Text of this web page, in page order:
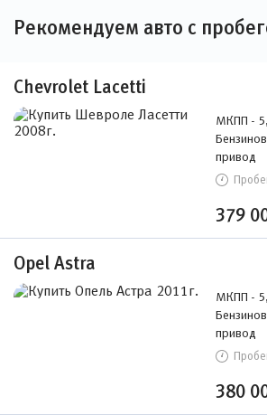
Рекомендуем авто с
Chevrolet Lacetti
МКПП -
привод
379
Opel Astra
МКПП -
привод
380